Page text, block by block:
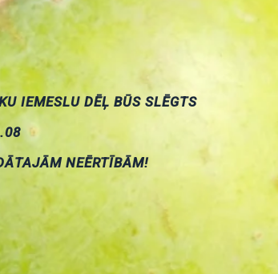
Artikuls: Noliktavas stāvoklis:
Pievienot
grozam
režģis ventilatoram, 80x80mm, plastmasas
€
Noliktavas stāvoklis:
Pievienot
grozam
režģis ventilatoram, 90x90mm, metāliska
€
IEMESLU DĒĻ BŪS SLĒGTS
NEĒRTĪBĀM!